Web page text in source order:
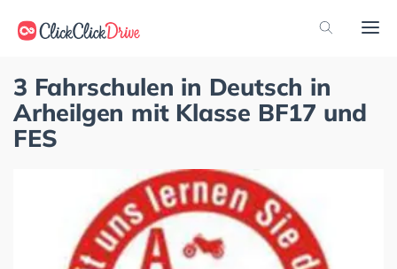
3 Fahrschulen in Deutsch in
Arheilgen mit Klasse BF17 und
FES